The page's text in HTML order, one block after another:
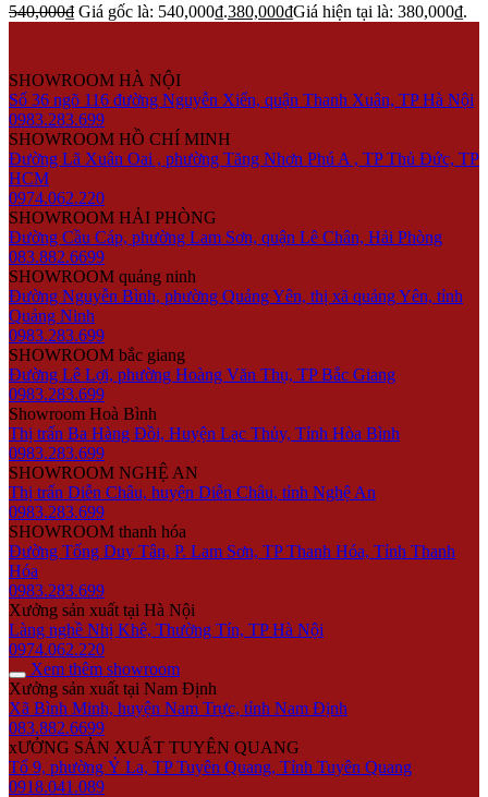
540,000₫ Giá gốc là: 540,000₫.380,000₫Giá hiện tại là: 380,000₫.
SHOWROOM HÀ NỘI
Số 36 ngõ 116 đường Nguyễn Xiển, quận Thanh Xuân, TP Hà Nội
0983.283.699
SHOWROOM HỒ CHÍ MINH
Đường Lã Xuân Oai , phường Tăng Nhơn Phú A , TP Thủ Đức, TP
HCM
0974.062.220
SHOWROOM HẢI PHÒNG
Đường Cầu Cáp, phường Lam Sơn, quận Lê Chân, Hải Phòng
083.882.6699
SHOWROOM quảng ninh
Đường Nguyễn Bình, phường Quảng Yên, thị xã quảng Yên, tỉnh
Quảng Ninh
0983.283.699
SHOWROOM bắc giang
Đường Lê Lợi, phường Hoàng Văn Thụ, TP Bắc Giang
0983.283.699
Showroom Hoà Bình
Thị trấn Ba Hàng Đồi, Huyện Lạc Thủy, Tỉnh Hòa Bình
0983.283.699
SHOWROOM NGHỆ AN
Thị trấn Diễn Châu, huyện Diễn Châu, tỉnh Nghệ An
0983.283.699
SHOWROOM thanh hóa
Đường Tống Duy Tân, P. Lam Sơn, TP Thanh Hóa, Tỉnh Thanh
Hóa
0983.283.699
Xưởng sản xuất tại Hà Nội
Làng nghề Nhị Khê, Thường Tín, TP Hà Nội
0974.062.220
Xem thêm showroom
Xưởng sản xuất tại Nam Định
Xã Bình Minh, huyện Nam Trực, tỉnh Nam Định
083.882.6699
xƯỞNG SẢN XUẤT TUYÊN QUANG
Tổ 9, phường Ỷ La, TP Tuyên Quang, Tỉnh Tuyên Quang
0918.041.089